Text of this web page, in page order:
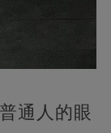
通人的眼